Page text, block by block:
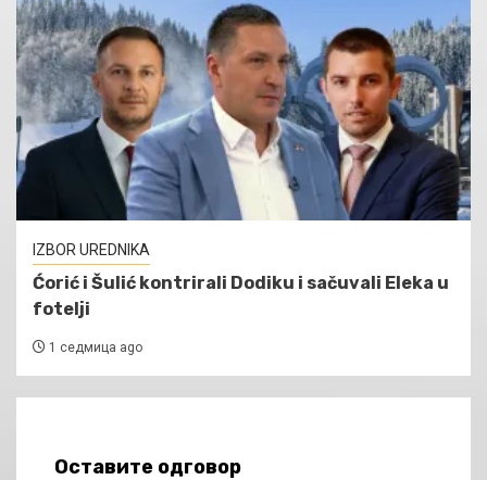
IZBOR UREDNIKA
Ćorić i Šulić kontrirali Dodiku i sačuvali Eleka u
fotelji
1 седмица ago
Оставите одговор